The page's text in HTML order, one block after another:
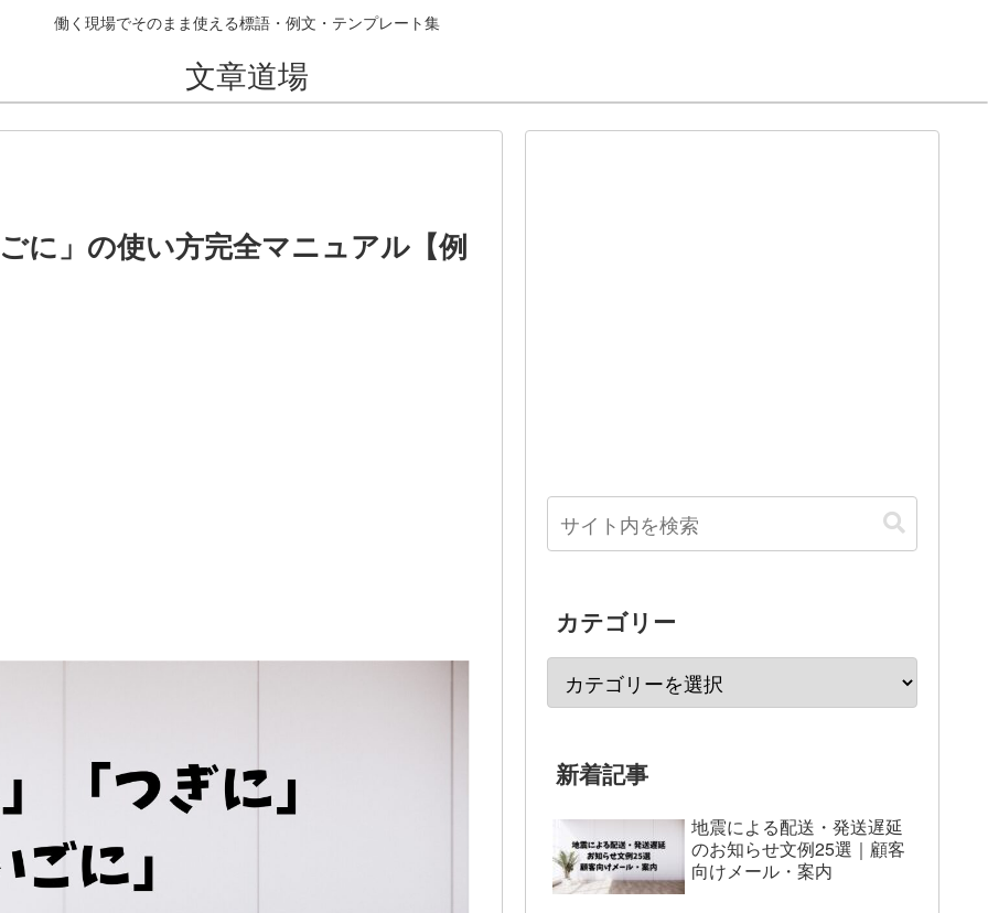
働く現場でそのまま使える標語・例文・テンプレート集
文章道場
に」の使い方完全マニュアル【例
カテゴリー
新着記事
地震による配送・発送遅延
のお知らせ文例25選｜顧客
向けメール・案内